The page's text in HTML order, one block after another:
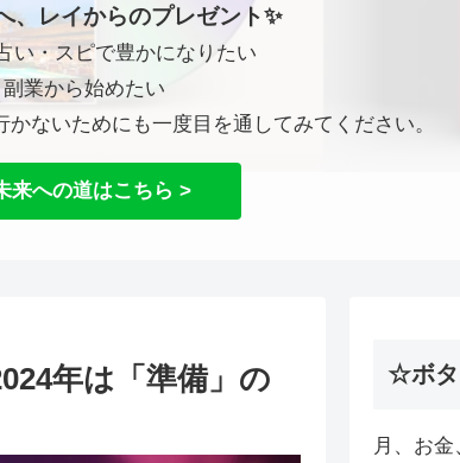
、レイからのプレゼント✨
い・スピで豊かになりたい
副業から始めたい
ないためにも一度目を通してみてください。
来への道はこちら >
年は「準備」の
☆ボタ
月、お